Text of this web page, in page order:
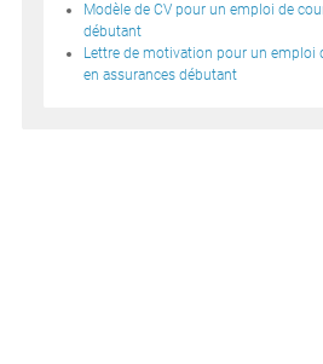
Modèle de CV pour un emploi de
débutant
Lettre de motivation pour un emploi
en assurances débutant